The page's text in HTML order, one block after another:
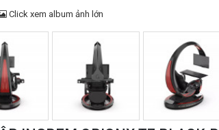
Click xem album ảnh lớn